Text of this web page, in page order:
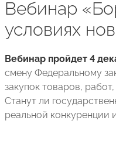
Вебинар
условиях
Вебинар пройдет 4
смену Федеральному
закупок товаров,
Станут ли
реальной конкуренции